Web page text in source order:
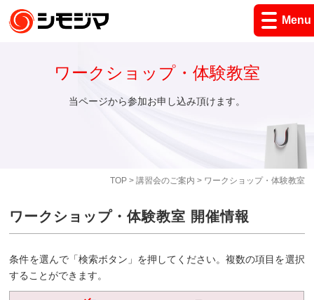
Menu
TOP> 講習会のご案内 > ワークショップ・体験教室
ワークショップ・体験教室
当ページから参加お申し込み頂けます。
ワークショップ・体験教室 開催情報
条件を選んで「検索ボタン」を押してください。複数の項目を選択
することができます。